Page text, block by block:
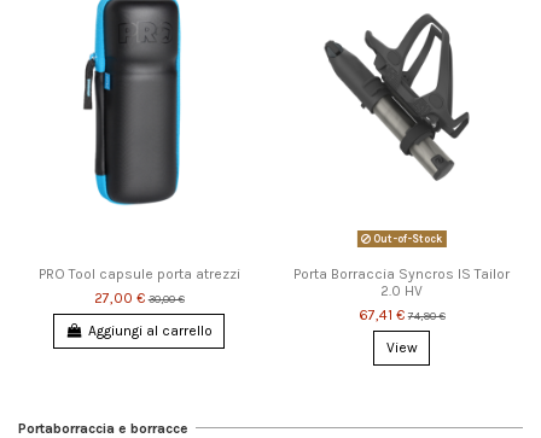
PRO Tool capsule porta atrezzi
27,00 € 30,00 €
Aggiungi al carrello
Out-of-Stock
Porta Borraccia Syncros IS Tailor
2.0 HV
67,41 € 74,90 €
View
Portaborraccia e borracce